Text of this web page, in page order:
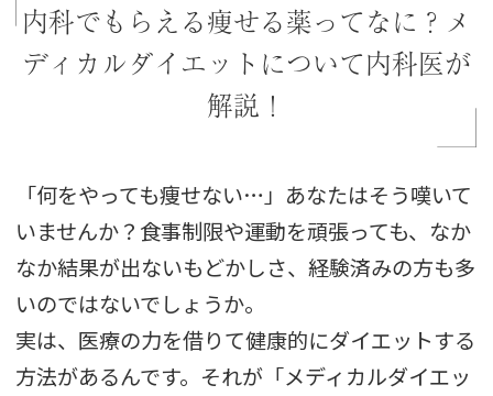
内科でもらえる痩せる薬ってなに？メ
ディカルダイエットについて内科医が
解説！
「何をやっても痩せない…」あなたはそう嘆いて
いませんか？食事制限や運動を頑張っても、なか
なか結果が出ないもどかしさ、経験済みの方も多
いのではないでしょうか。
実は、医療の力を借りて健康的にダイエットする
方法があるんです。それが「メディカルダイエッ